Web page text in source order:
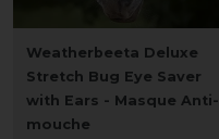
Weatherbeeta Deluxe
Stretch Bug Eye Saver
with Ears - Masque Anti-
mouche